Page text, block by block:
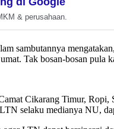
& perusahaan.
sambutannya
Tak bosan-bosan
Cikarang Timur,
selaku medianya NU,